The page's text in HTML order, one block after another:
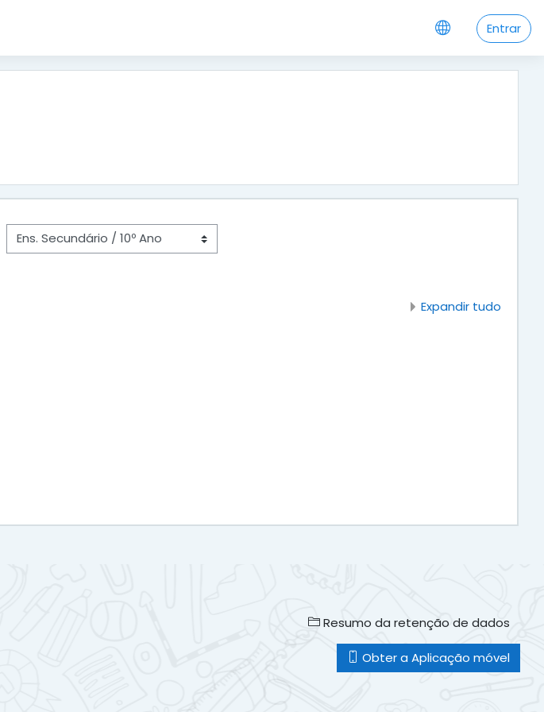
Entrar
Expandir tudo
Resumo da retenção de dados
Obter a Aplicação móvel